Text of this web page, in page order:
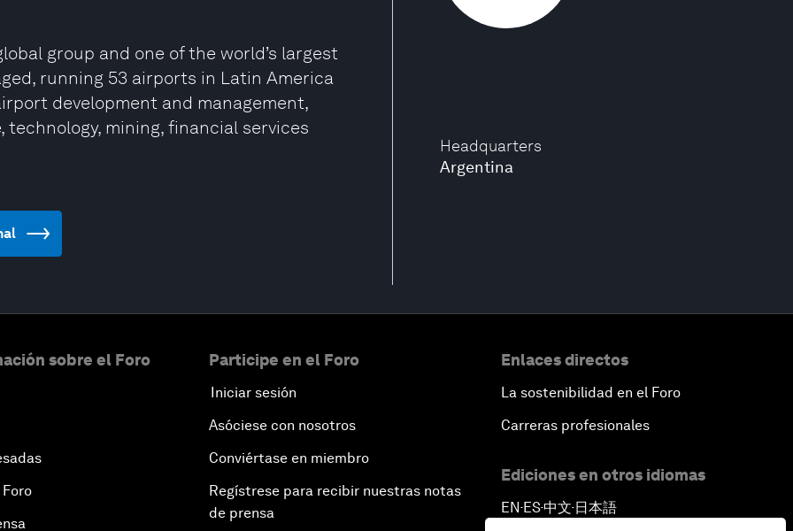
Headquarters
Argentina
group and one of the world’s largest
running 53 airports in Latin America
development and management,
mining, financial services
sobre el Foro Participe en el Foro
Iniciar sesión
Asóciese con nosotros
Conviértase en miembro
Regístrese para recibir nuestras notas
de prensa
Enlaces directos
La sostenibilidad en el Foro
Carreras profesionales
Ediciones en otros idiomas
EN ▪ES▪中文▪ 日本語